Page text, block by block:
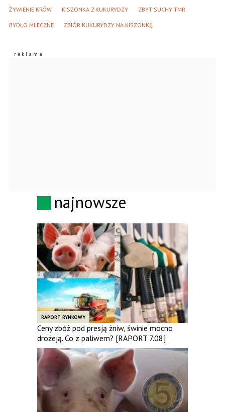
ŻYWIENIE KRÓW KISZONKA Z KUKURYDZY ZBYT SUCHY TMR
BYDŁO MLECZNE ZBIÓR KUKURYDZY NA KISZONKĘ
najnowsze
RAPORT RYNKOWY
Ceny zbóż pod presją żniw, świnie mocno
drożeją. Co z paliwem? [RAPORT 7.08]